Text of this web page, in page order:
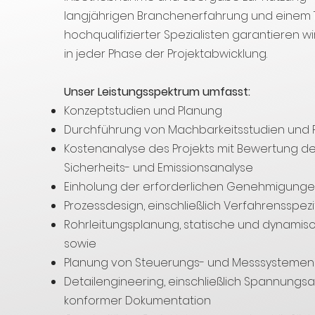
langjährigen Branchenerfahrung und einem
hochqualifizierter Spezialisten garantieren
in jeder Phase der Projektabwicklung.
Unser Leistungsspektrum umfasst:
Konzeptstudien und Planung
Durchführung von Machbarkeitsstudien und
Kostenanalyse des Projekts mit Bewertung
Sicherheits- und Emissionsanalyse
Einholung der erforderlichen
Prozessdesign, einschließlich
Rohrleitungsplanung, statische und
sowie
Planung von Steuerungs- und Messsystemen
Detailengineering, einschließlich
konformer Dokumentation